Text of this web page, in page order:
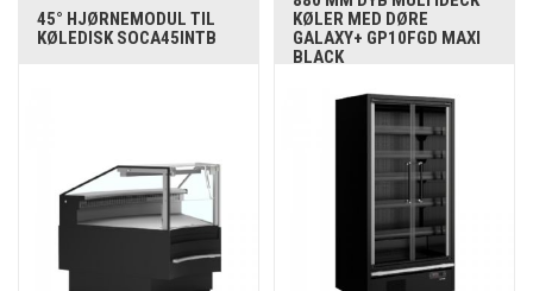
45° HJØRNEMODUL TIL
KØLEDISK SOCA45INTB
KØLER MED DØRE
GALAXY+ GP10FGD MAXI
BLACK